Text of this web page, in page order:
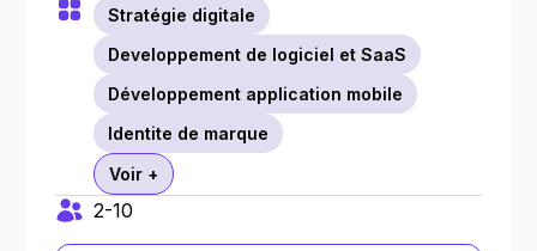
Stratégie digitale
Developpement de logiciel et SaaS
Développement application mobile
Identite de marque
Voir +
2-10